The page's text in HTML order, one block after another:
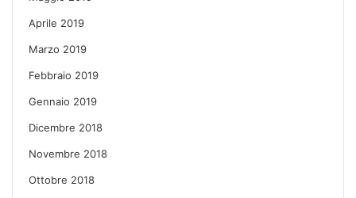
Aprile 2019
Marzo 2019
Febbraio 2019
Gennaio 2019
Dicembre 2018
Novembre 2018
Ottobre 2018